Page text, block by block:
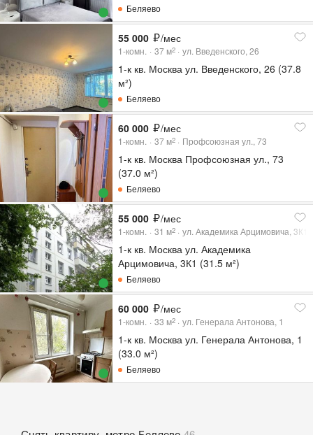
Беляево
55 000 /мес
1-комн. 37 м2 ул. Введенского, 26
1-к кв. Москва ул. Введенского, 26 (37.8
м²)
Беляево
60 000 /мес
1-комн. 37 м2 Профсоюзная ул., 73
1-к кв. Москва Профсоюзная ул., 73
(37.0 м²)
Беляево
55 000 /мес
1-комн. 31 м2 ул. Академика Арцимовича, 3К1
1-к кв. Москва ул. Академика
Арцимовича, 3К1 (31.5 м²)
Беляево
60 000 /мес
1-комн. 33 м2 ул. Генерала Антонова, 1
1-к кв. Москва ул. Генерала Антонова, 1
(33.0 м²)
Беляево